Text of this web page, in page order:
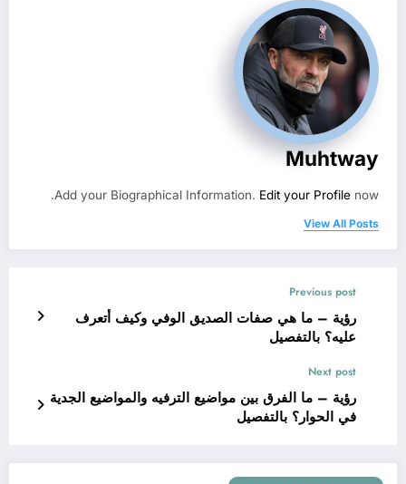
Muhtway
Add your Biographical Information. Edit your Profile now.
View All Posts
Previous post
رؤية – ما هي صفات الصديق الوفي وكيف أتعرف
عليه؟ بالتفصيل
Next post
رؤية – ما الفرق بين مواضيع الترفيه والمواضيع الجدية
في الحوار؟ بالتفصيل